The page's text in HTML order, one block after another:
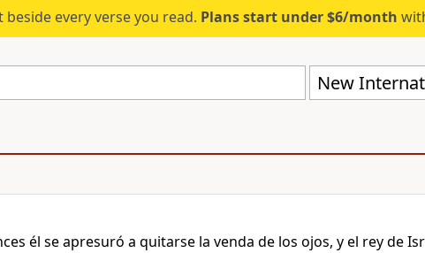
every verse you read. Plans start under $6/month
New
él se apresuró a quitarse la venda de los ojos, y el rey de